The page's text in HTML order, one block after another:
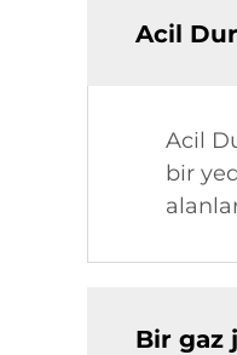
Acil
Acil
bir
Bir gaz